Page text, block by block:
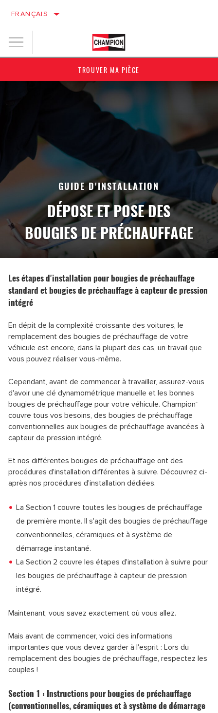
FRANÇAIS
TROUVER MA PIÈCE
GUIDE D'INSTALLATION
DÉPOSE ET POSE DES
BOUGIES DE PRÉCHAUFFAGE
Les étapes d'installation pour bougies de préchauffage
standard et bougies de préchauffage à capteur de pression
intégré
En dépit de la complexité croissante des voitures, le
remplacement des bougies de préchauffage de votre
véhicule est encore, dans la plupart des cas, un travail que
vous pouvez réaliser vous-même.
Cependant, avant de commencer à travailler, assurez-vous
d'avoir une clé dynamométrique manuelle et les bonnes
bougies de préchauffage pour votre véhicule. Champion®
couvre tous vos besoins, des bougies de préchauffage
conventionnelles aux bougies de préchauffage avancées à
capteur de pression intégré.
Et nos différentes bougies de préchauffage ont des
procédures d'installation différentes à suivre. Découvrez ci-
après nos procédures d'installation dédiées.
La Section 1 couvre toutes les bougies de préchauffage
de première monte. Il s'agit des bougies de préchauffage
conventionnelles, céramiques et à système de
démarrage instantané.
La Section 2 couvre les étapes d'installation à suivre pour
les bougies de préchauffage à capteur de pression
intégré.
Maintenant, vous savez exactement où vous allez.
Mais avant de commencer, voici des informations
importantes que vous devez garder à l'esprit : Lors du
remplacement des bougies de préchauffage, respectez les
couples !
Section 1 : Instructions pour bougies de préchauffage
(conventionnelles, céramiques et à système de démarrage